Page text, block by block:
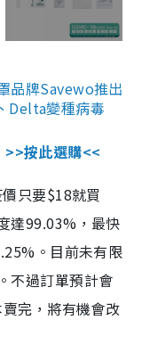
品牌Savewo推出
Delta變種病毒
>>按此選購<<
只要$18就買
達99.03%，最快
。目前未有限
不過訂單預計會
完，將有機會改